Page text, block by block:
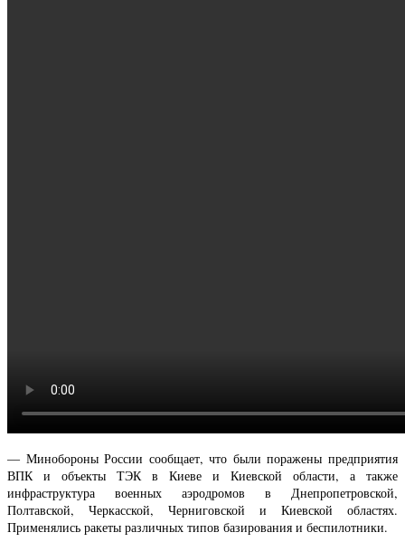
— Минобороны России сообщает, что были поражены предприятия
ВПК и объекты ТЭК в Киеве и Киевской области, а также
инфраструктура военных аэродромов в Днепропетровской,
Полтавской, Черкасской, Черниговской и Киевской областях.
Применялись ракеты различных типов базирования и беспилотники.